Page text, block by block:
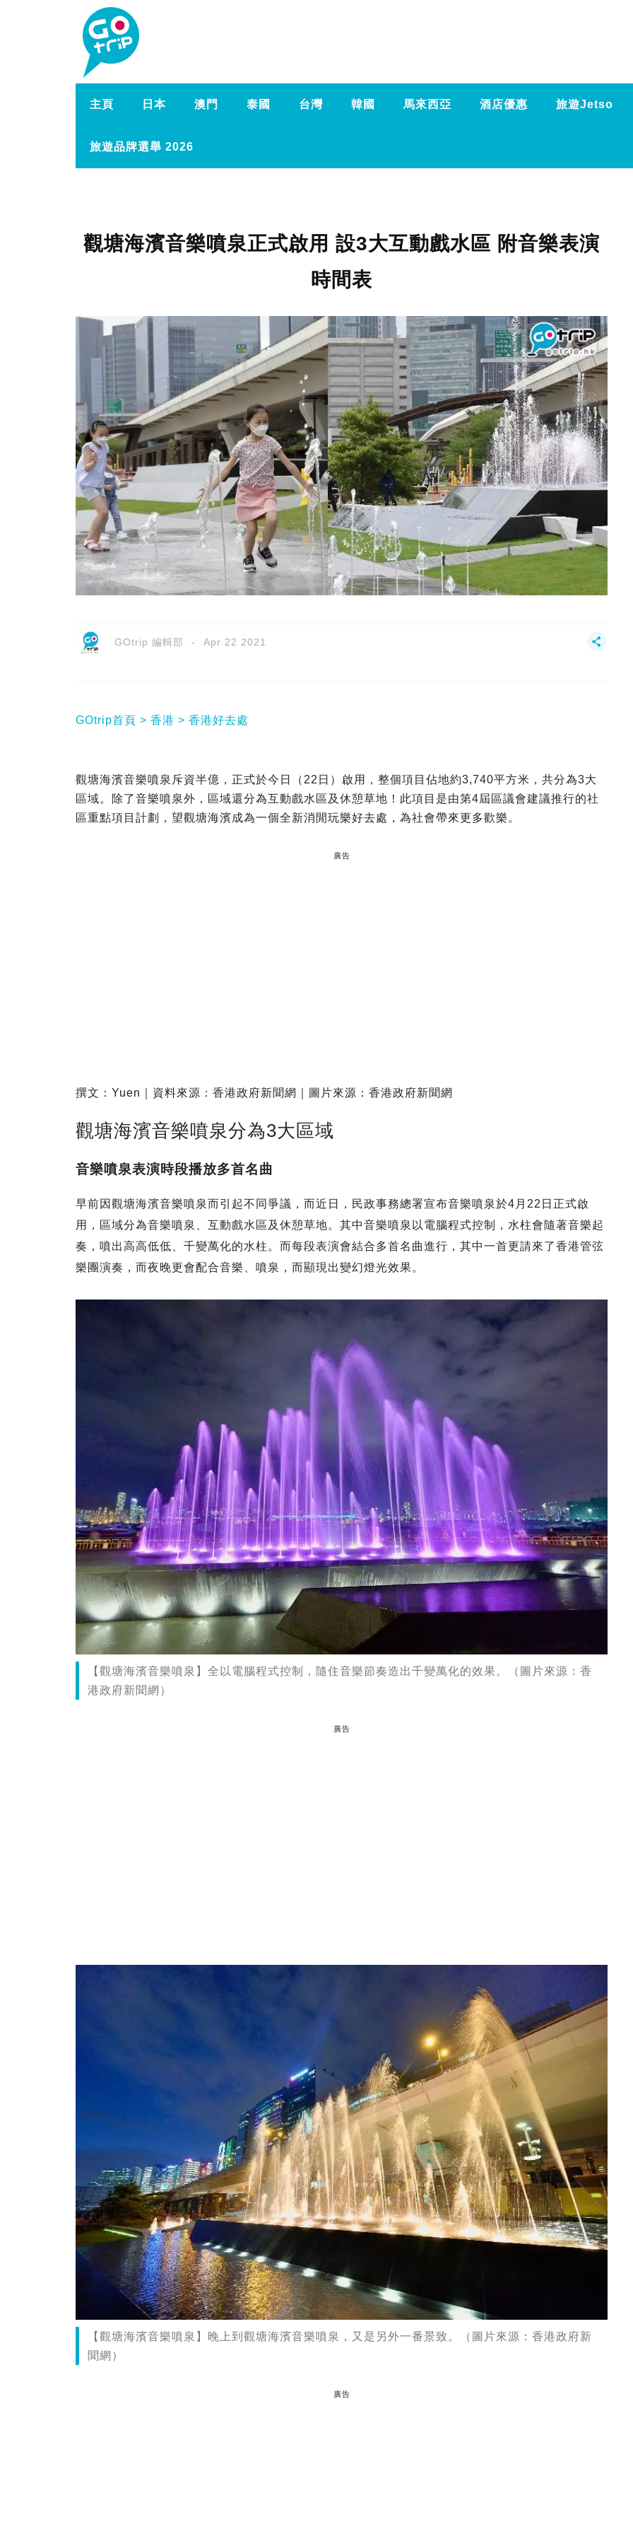
主頁 日本 澳門 泰國 台灣 韓國 馬來西亞 酒店優惠 旅遊Jetso
旅遊品牌選舉 2026
觀塘海濱音樂噴泉正式啟用 設3大互動戲水區 附音樂表演
時間表
GOtrip 編輯部 Apr 22 2021
GOtrip首頁 香港 香港好去處
觀塘海濱音樂噴泉斥資半億，正式於今日（22日）啟用，整個項目佔地約3,740平方米，共分為3大
區域。除了音樂噴泉外，區域還分為互動戲水區及休憩草地！此項目是由第4屆區議會建議推行的社
區重點項目計劃，望觀塘海濱成為一個全新消閒玩樂好去處，為社會帶來更多歡樂。
廣告
撰文：Yuen｜資料來源：香港政府新聞網｜圖片來源：香港政府新聞網
觀塘海濱音樂噴泉分為3大區域
音樂噴泉表演時段播放多首名曲
早前因觀塘海濱音樂噴泉而引起不同爭議，而近日，民政事務總署宣布音樂噴泉於4月22日正式啟
用，區域分為音樂噴泉、互動戲水區及休憩草地。其中音樂噴泉以電腦程式控制，水柱會隨著音樂起
奏，噴出高高低低、千變萬化的水柱。而每段表演會結合多首名曲進行，其中一首更請來了香港管弦
樂團演奏，而夜晚更會配合音樂、噴泉，而顯現出變幻燈光效果。
【觀塘海濱音樂噴泉】全以電腦程式控制，隨住音樂節奏造出千變萬化的效果。（圖片來源：香
港政府新聞網）
廣告
【觀塘海濱音樂噴泉】晚上到觀塘海濱音樂噴泉，又是另外一番景致。（圖片來源：香港政府新
聞網）
廣告